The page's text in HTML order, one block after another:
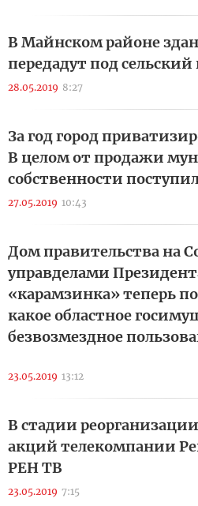
В Майнском районе
передадут под сельский
28.05.2019 8:27
За год город
В целом от продажи
собственности
27.05.2019 10:43
Дом правительства на
управделами
«карамзинка» теперь
какое областное
безвозмездное
23.05.2019 13:12
В стадии
акций телекомпании
РЕН ТВ
23.05.2019 7:15